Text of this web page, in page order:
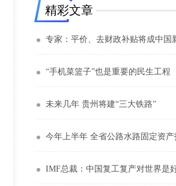
精彩文章
“手机菜篮子”也是重要的民生工程
未来几年 贵州将建“三大铁路”
今年上半年 全省公路水路固定资产
IMF总裁：中国复工复产对世界是